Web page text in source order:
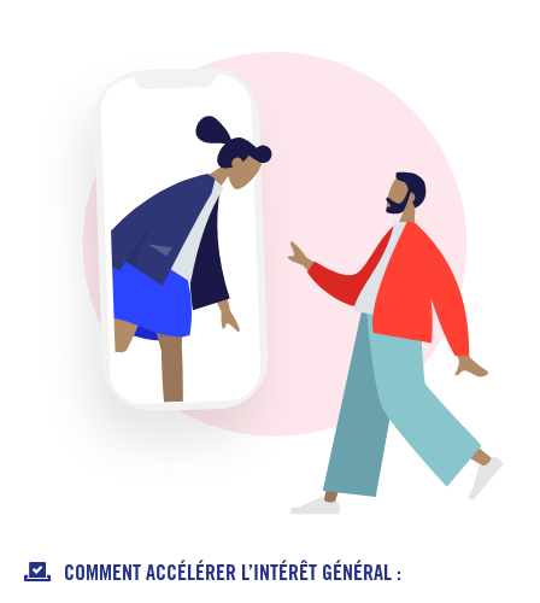
 COMMENT ACCÉLÉRER L’INTÉRÊT GÉNÉRAL :